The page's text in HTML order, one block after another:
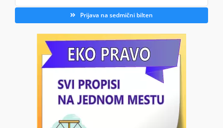
Prijava na sedmični bilten